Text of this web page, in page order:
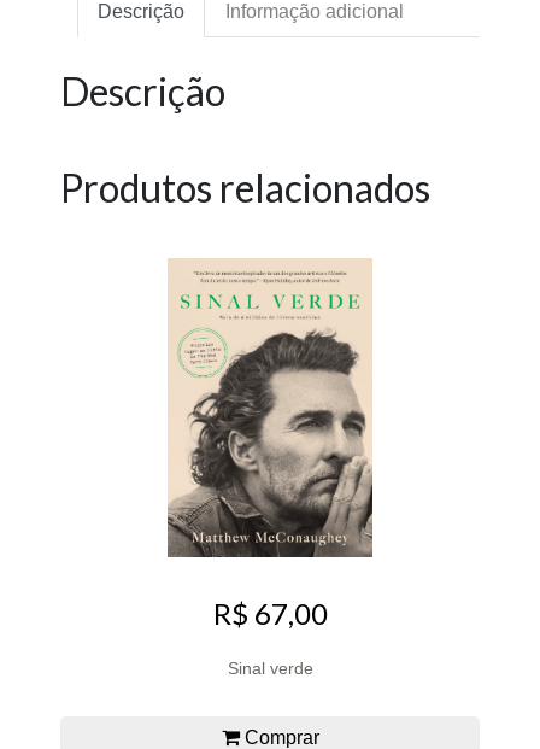
Descrição Informação adicional
Descrição
Produtos relacionados
R$ 67,00
Sinal verde
Comprar